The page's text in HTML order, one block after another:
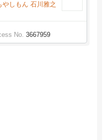
やしもん 石川雅之
No. 3667959